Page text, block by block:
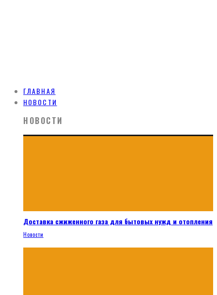
ГЛАВНАЯ
НОВОСТИ
НОВОСТИ
Доставка сжиженного газа для бытовых нужд и отопления
Новости